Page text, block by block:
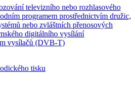
televizního nebo rozhlasového
programem prostřednictvím družic,
nebo zvláštních přenosových
digitálního vysílání
vysílačů (DVB-T)
tisku